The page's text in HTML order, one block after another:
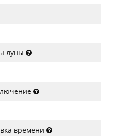
луны
времени